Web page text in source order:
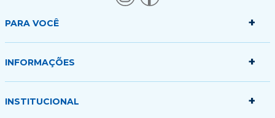
PARA VOCÊ +
Minha conta
INFORMAÇÕES +
Politica de Entrega
INSTITUCIONAL +